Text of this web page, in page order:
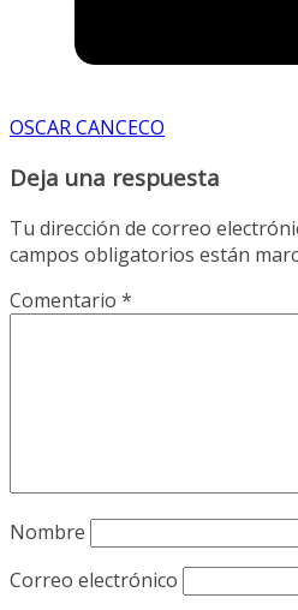
OSCAR CANCECO
Deja una respuesta
Tu dirección de correo
campos obligatorios están
Comentario *
Nombre
Correo electrónico